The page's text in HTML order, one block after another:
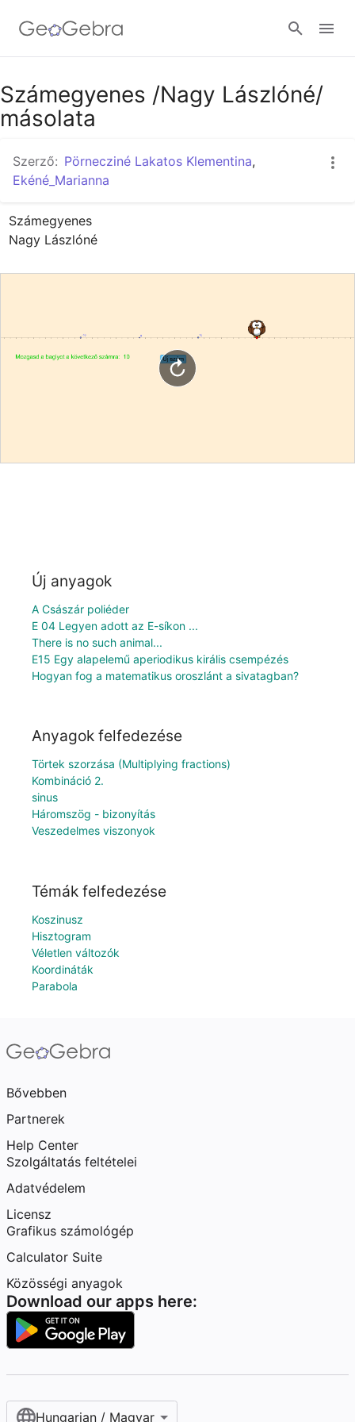
Számegyenes /Nagy Lászlóné/
másolata
Szerző: Pörnecziné Lakatos Klementina,
Ekéné_Marianna
Számegyenes
Nagy Lászlóné
Új anyagok
A Császár poliéder
E 04 Legyen adott az E-síkon ...
There is no such animal...
E15 Egy alapelemű aperiodikus királis csempézés
Hogyan fog a matematikus oroszlánt a sivatagban?
Anyagok felfedezése
Törtek szorzása (Multiplying fractions)
Kombináció 2.
sinus
Háromszög - bizonyítás
Veszedelmes viszonyok
Témák felfedezése
Koszinusz
Hisztogram
Véletlen változók
Koordináták
Parabola
Bővebben
Partnerek
Help Center
Szolgáltatás feltételei
Adatvédelem
Licensz
Grafikus számológép
Calculator Suite
Közösségi anyagok
Download our apps here:
Hungarian / Magyar‎